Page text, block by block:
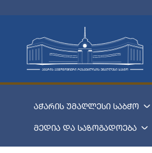
აჭარის უმაღლესი საბჭო
მედია და საზოგადოება